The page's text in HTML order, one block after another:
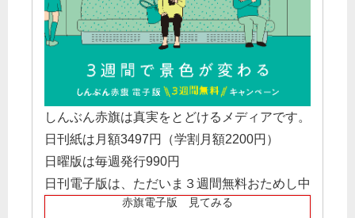
しんぶん赤旗は真実をとどけるメディアです。
日刊紙は月額3497円（学割月額2200円）
日曜版は毎週発行990円
日刊電子版は、ただいま３週間無料おためし中
赤旗電子版 見てみる